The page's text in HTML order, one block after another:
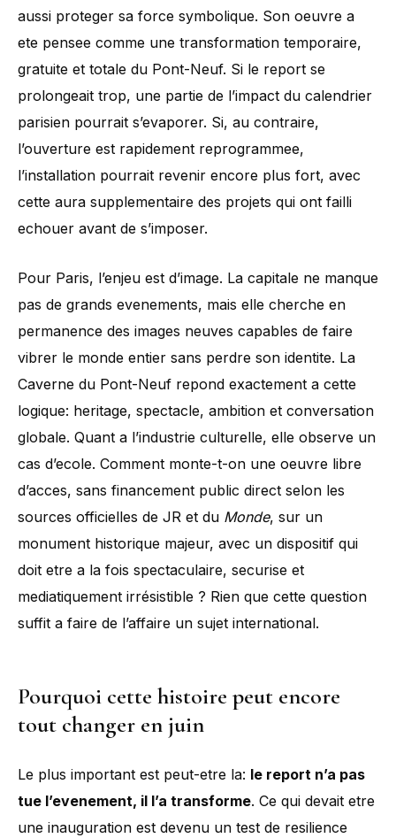
aussi proteger sa force symbolique. Son oeuvre a
ete pensee comme une transformation temporaire,
gratuite et totale du Pont-Neuf. Si le report se
prolongeait trop, une partie de l’impact du calendrier
parisien pourrait s’evaporer. Si, au contraire,
l’ouverture est rapidement reprogrammee,
l’installation pourrait revenir encore plus fort, avec
cette aura supplementaire des projets qui ont failli
echouer avant de s’imposer.
Pour Paris, l’enjeu est d’image. La capitale ne manque
pas de grands evenements, mais elle cherche en
permanence des images neuves capables de faire
vibrer le monde entier sans perdre son identite. La
Caverne du Pont-Neuf repond exactement a cette
logique: heritage, spectacle, ambition et conversation
globale. Quant a l’industrie culturelle, elle observe un
cas d’ecole. Comment monte-t-on une oeuvre libre
d’acces, sans financement public direct selon les
sources officielles de JR et du Monde, sur un
monument historique majeur, avec un dispositif qui
doit etre a la fois spectaculaire, securise et
mediatiquement irrésistible ? Rien que cette question
suffit a faire de l’affaire un sujet international.
Pourquoi cette histoire peut encore
tout changer en juin
Le plus important est peut-etre la: le report n’a pas
tue l’evenement, il l’a transforme. Ce qui devait etre
une inauguration est devenu un test de resilience